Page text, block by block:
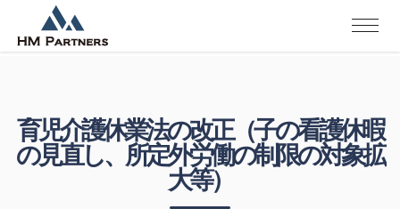
育児介護休業法の改正（子の看護休暇
の見直し、所定外労働の制限の対象拡
大等）